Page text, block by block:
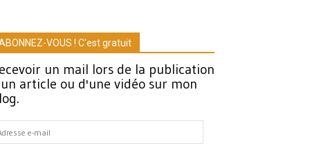
VOUS ! C'est gratuit
un mail lors de la publication
article ou d'une vidéo sur mon